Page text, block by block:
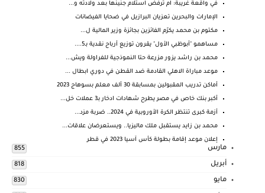
في واقعة غريبة: ام ترفض استلام جنينها بعد ولادته و...
الإمارات والبحرين تعزيان البرازيل في ضحايا الفيضانات
مكتوم بن محمد يكرّم الفائزين بجائزة وزير المالية ل...
مساهمو "أبوظبي الأول" يقرون توزيع أرباح نقدية بـ5....
محمد بن راشد يزور مزرعة حتا النموذجية للفراولة ويش...
موعد مباراة الاهلي القادمة ضد القطن في دوري ابطال ...
أماكن تدريب المقبولين بمسابقة 30 ألف معلم بسوهاج 2023
أكبر بنك خاص في مصر يطرح شهادات ادخار بـ3 عملات خل...
أزمة كبرى تنتظر الكرة الأوروبية في 2024.. ضربة مزد...
محمد بن زايد يستقبل ملك ماليزيا.. ويستعرضان علاقات...
إعلان موعد إقامة بطولة كأس آسيا 2023 في قطر
مارس 855
أبريل 818
مايو 830